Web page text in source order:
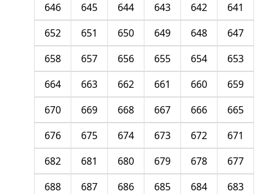
641
642
643
644
645
646
647
648
649
650
651
652
653
654
655
656
657
658
659
660
661
662
663
664
665
666
667
668
669
670
671
672
673
674
675
676
677
678
679
680
681
682
683
684
685
686
687
688